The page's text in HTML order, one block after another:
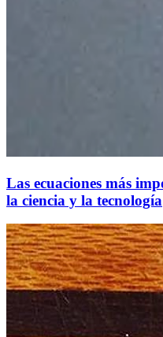
Las ecuaciones más
la ciencia y la tecnología